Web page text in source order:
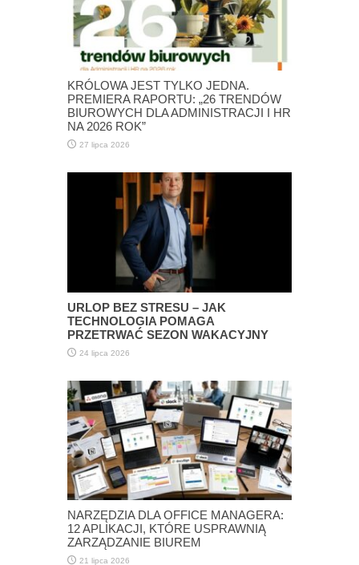
KRÓLOWA JEST TYLKO JEDNA.
PREMIERA RAPORTU: „26 TRENDÓW
BIUROWYCH DLA ADMINISTRACJI I HR
NA 2026 ROK”
27 lipca 2026
URLOP BEZ STRESU – JAK
TECHNOLOGIA POMAGA
PRZETRWAĆ SEZON WAKACYJNY
24 lipca 2026
NARZĘDZIA DLA OFFICE MANAGERA:
12 APLIKACJI, KTÓRE USPRAWNIĄ
ZARZĄDZANIE BIUREM
21 lipca 2026